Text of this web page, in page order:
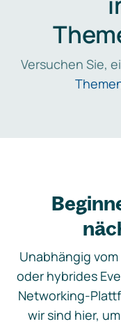
Versuchen Sie,
Unabhängig
oder hybrides
Networking-
wir sind hier,